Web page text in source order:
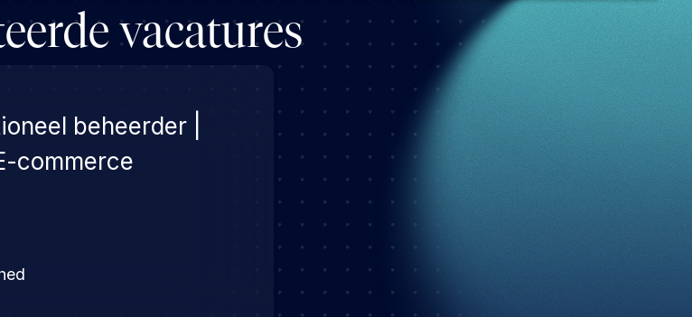
vacatures
beheerder |
commerce